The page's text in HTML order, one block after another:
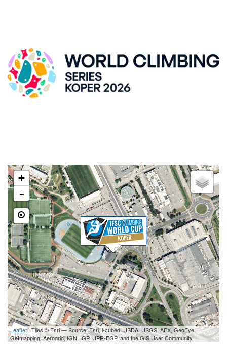
+
-
100 m
Leaflet| Tiles © Esri — Source: Esri, i-cubed, USDA, USGS, AEX, GeoEye,
Getmapping, Aerogrid, IGN, IGP, UPR-EGP, and the GIS User Community